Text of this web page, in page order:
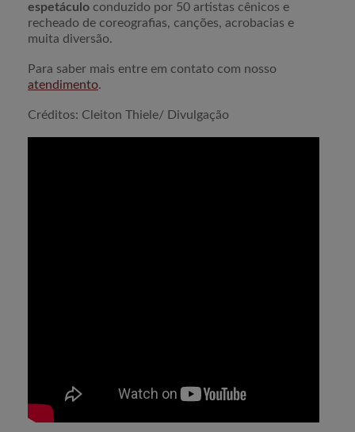
espetáculo conduzido por 50 artistas cênicos e
recheado de coreografias, canções, acrobacias e
muita diversão.
Para saber mais entre em contato com nosso
atendimento.
Créditos: Cleiton Thiele/ Divulgação